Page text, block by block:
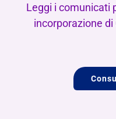
Leggi i comunicati
incorporazione